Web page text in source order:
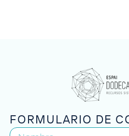
FORMULARIO DE